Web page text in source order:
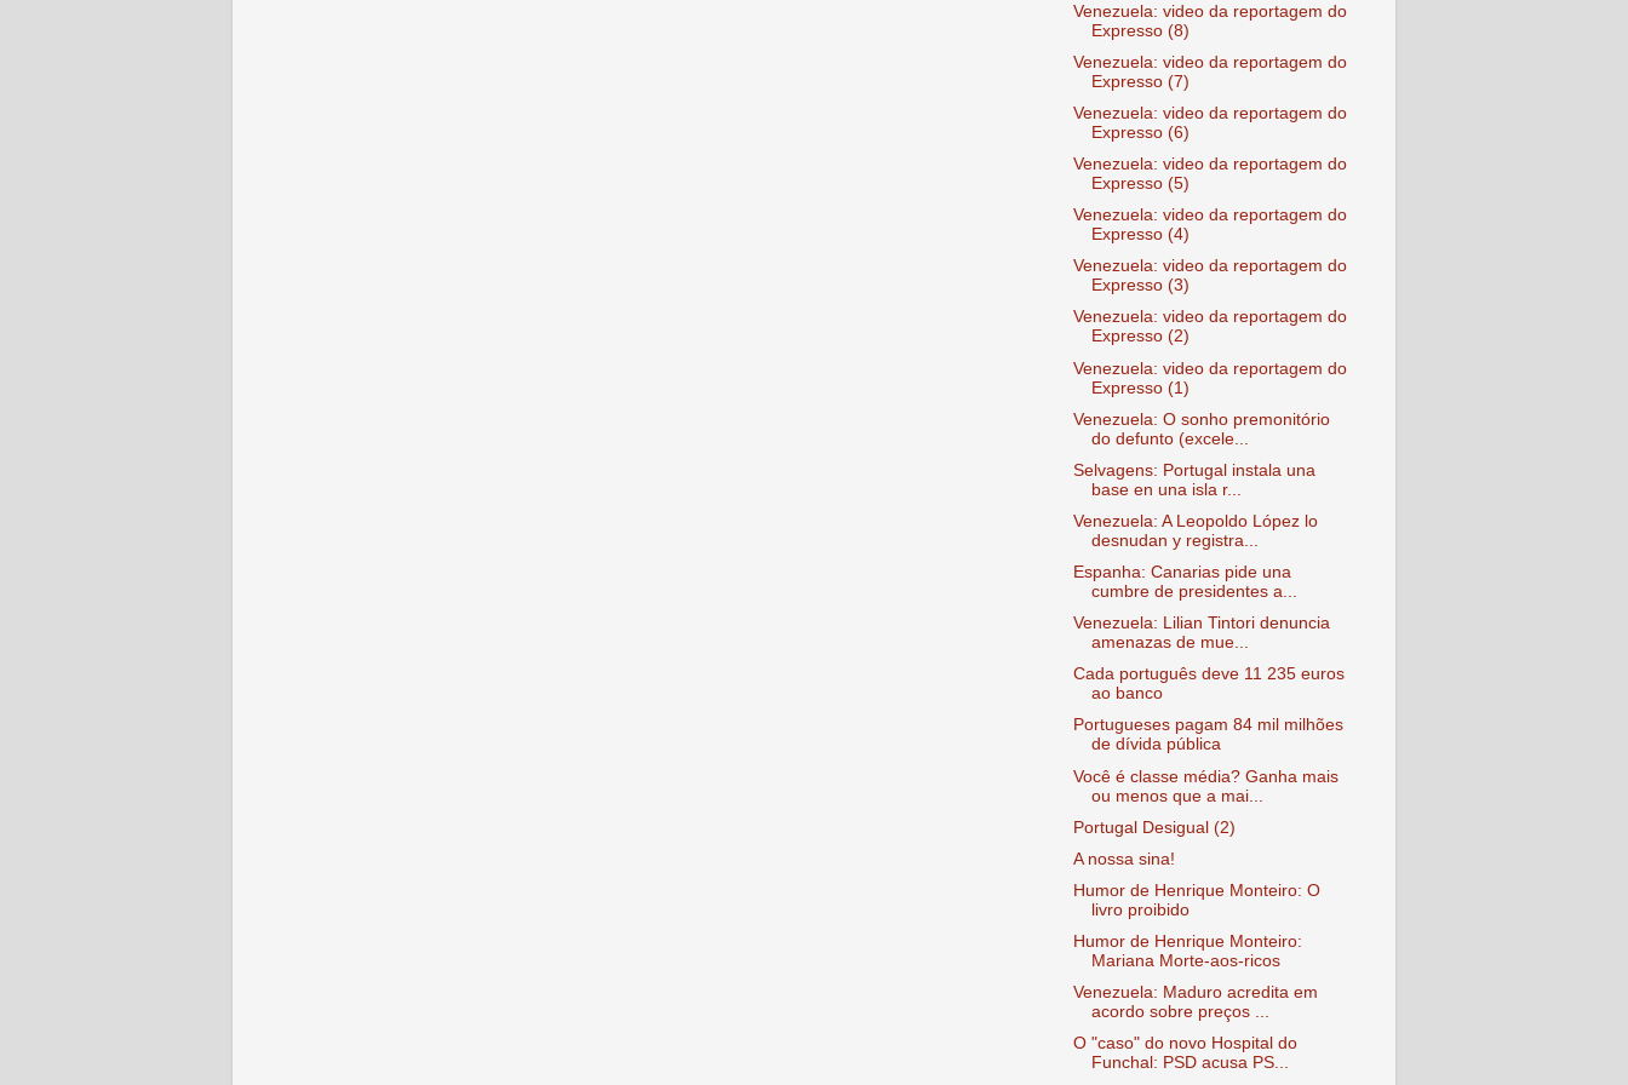
Venezuela: video da reportagem do
Expresso (8)
Venezuela: video da reportagem do
Expresso (7)
Venezuela: video da reportagem do
Expresso (6)
Venezuela: video da reportagem do
Expresso (5)
Venezuela: video da reportagem do
Expresso (4)
Venezuela: video da reportagem do
Expresso (3)
Venezuela: video da reportagem do
Expresso (2)
Venezuela: video da reportagem do
Expresso (1)
Venezuela: O sonho premonitório
do defunto (excele...
Selvagens: Portugal instala una
base en una isla r...
Venezuela: A Leopoldo López lo
desnudan y registra...
Espanha: Canarias pide una
cumbre de presidentes a...
Venezuela: Lilian Tintori denuncia
amenazas de mue...
Cada português deve 11 235 euros
ao banco
Portugueses pagam 84 mil milhões
de dívida pública
Você é classe média? Ganha mais
ou menos que a mai...
Portugal Desigual (2)
A nossa sina!
Humor de Henrique Monteiro: O
livro proibido
Humor de Henrique Monteiro:
Mariana Morte-aos-ricos
Venezuela: Maduro acredita em
acordo sobre preços ...
O "caso" do novo Hospital do
Funchal: PSD acusa PS...